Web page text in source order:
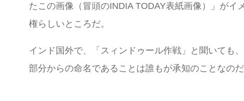
たこの画像（冒頭のINDIA TODAY表紙画像）」が
権らしいところだ。
インド国外で、「スィンドゥール作戦」と聞いても
部分からの命名であることは誰もが承知のことなのだ